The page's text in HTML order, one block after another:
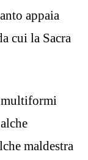
appaia
cui la Sacra
multiformi
maldestra